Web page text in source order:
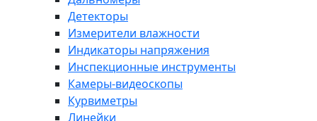
Детекторы
Измерители влажности
Индикаторы напряжения
Инспекционные инструменты
Камеры-видеоскопы
Курвиметры
Линейки